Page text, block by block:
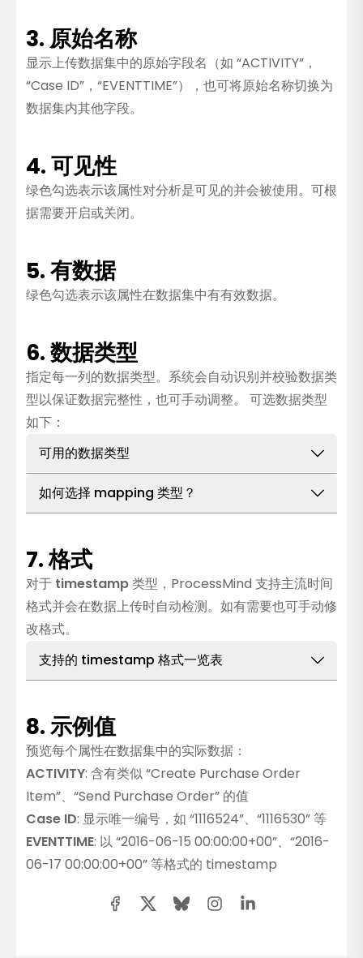
3. 原始名称
显示上传数据集中的原始字段名（如 “ACTIVITY”，
“Case ID”，“EVENTTIME”），也可将原始名称切换为
数据集内其他字段。
4. 可见性
绿色勾选表示该属性对分析是可见的并会被使用。可根
据需要开启或关闭。
5. 有数据
绿色勾选表示该属性在数据集中有有效数据。
6. 数据类型
指定每一列的数据类型。系统会自动识别并校验数据类
型以保证数据完整性，也可手动调整。 可选数据类型
如下：
可用的数据类型
Text
说明：代表字符串，如文字或字母数字组合。
活动（如“Create Purchase Order”）、名称
或其他文本。
示例：活动名称、状态、类别等。
Double
适用情况：适用于需要小数精度的数字栏位，
如金额、百分比或测量数值等。
示例： 金额（如 125.75）、百分比（如
45.67%）等。
Integer
适用情况：适合无小数的数字栏位，如 ID、
如何选择 mapping 类型？
数值带小数（如金额、百分比）时选择
整数数值（如ID、数量）选择
包含时间或日期（如 event log、活动
timestamp）时选择Timestamp
7. 格式
对于 timestamp类型，ProcessMind 支持主流时间
格式并会在数据上传时自动检测。如有需要也可手动修
改格式。
支持的 timestamp 格式一览表
日期和时间部分之间的
02 20:25”中的空格），可以是任意字符，包括
”-”、”/”、”.”或”:”等。您的数据集可以包含
一种或多种这些分隔符，系统会自动移除，仅
识别数字。下表仅展示无分隔符的标准时间格
式。
显示名称
示例
8. 示例值
预览每个属性在数据集中的实际数据：
ACTIVITY: 含有类似 “Create Purchase Order
Item”、“Send Purchase Order” 的值
Case ID: 显示唯一编号，如 “1116524”、“1116530” 等
EVENTTIME: 以 “2016-06-15 00:00:00+00”、“2016-
06-17 00:00:00+00” 等格式的 timestamp